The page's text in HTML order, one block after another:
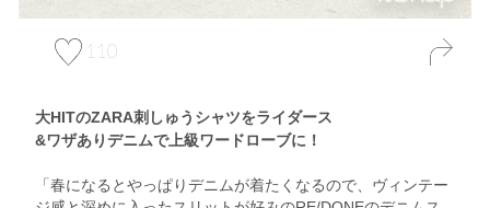
110
大HITのZARA刺しゅうシャツをライダース
&ワザありデニムで上級ワードローブに！
「春になるとやっぱりデニムが着たくなるので、ヴィンテー